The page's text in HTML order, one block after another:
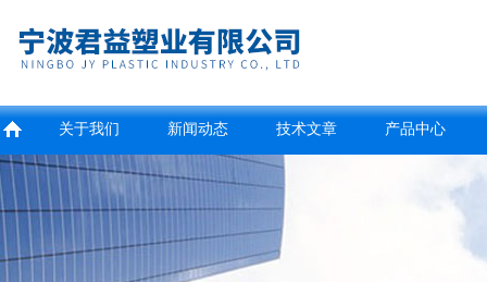
关于我们 新闻动态 技术文章 产品中心